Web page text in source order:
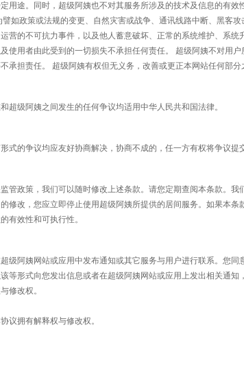
用途。同时，超级阿姨也不对其服务所涉及的技术及信息的有
如政策或法规的变更、自然灾害或战争、通讯线路中断、黑客
营的不可抗力事件，以及他人蓄意破坏、正常的系统维护、系
使用者由此受到的一切损失不承担任何责任。 超级阿姨不对用
承担责任。 超级阿姨有权但无义务，改善或更正本网站任何部分
超级阿姨之间发生的任何争议均适用中华人民共和国法律。
式的争议均应友好协商解决，协商不成的，任一方有权将争议提
管政策，我们可以随时修改上述条款。请您定期查阅本条款。
修改，您应立即停止使用超级阿姨所提供的居间服务。如果本
有效性和可执行性。
级阿姨网站或应用中发布通知或其它服务与用户进行联系。您
等形式向您发出信息或者在超级阿姨网站或应用上发出相关通
修改权。
议拥有解释权与修改权。